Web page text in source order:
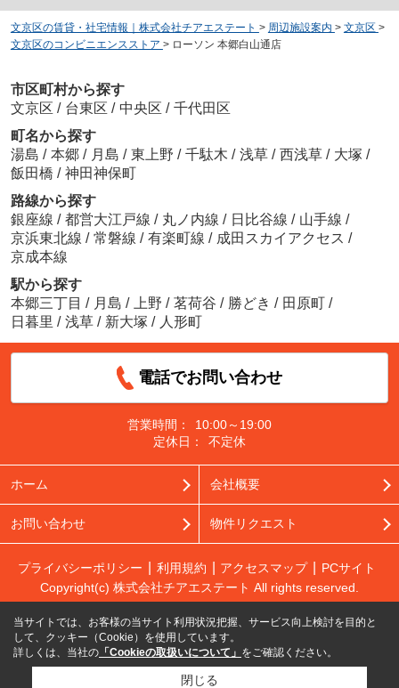
文京区の賃貸・社宅情報｜株式会社チアエステート > 周辺施設案内 > 文京区 >
文京区のコンビニエンスストア > ローソン 本郷白山通店
市区町村から探す
文京区 / 台東区 / 中央区 / 千代田区
町名から探す
湯島 / 本郷 / 月島 / 東上野 / 千駄木 / 浅草 / 西浅草 / 大塚 /
飯田橋 / 神田神保町
路線から探す
銀座線 / 都営大江戸線 / 丸ノ内線 / 日比谷線 / 山手線 /
京浜東北線 / 常磐線 / 有楽町線 / 成田スカイアクセス /
京成本線
駅から探す
本郷三丁目 / 月島 / 上野 / 茗荷谷 / 勝どき / 田原町 /
日暮里 / 浅草 / 新大塚 / 人形町
電話でお問い合わせ
営業時間：
10:00～19:00
定休日：
不定休
ホーム 会社概要
お問い合わせ 物件リクエスト
プライバシーポリシー 利用規約 アクセスマップ
PCサイト
Copyright(c) 株式会社チアエステート All rights reserved.
当サイトでは、お客様の当サイト利用状況把握、サービス向上検討を目的と
して、クッキー（Cookie）を使用しています。
詳しくは、当社の 「Cookieの取扱いについて」 をご確認ください。
閉じる